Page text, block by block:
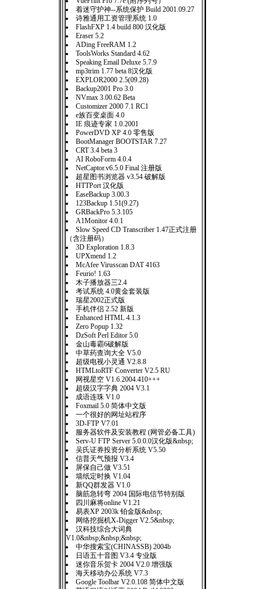
着迷守护神--系统保护 Build 2001.09.27
诗雅通用工资管理系统 1.0
FlashFXP 1.4 build 800 汉化版
Eraser 5.2
ADing FreeRAM 1.2
ToolsWorks Standard 4.62
Speaking Email Deluxe 5.7.9
mp3trim 1.77 beta 8汉化版
EXPLOR2000 2.5(09.28)
Backup2001 Pro 3.0
NVmax 3.00.62 Beta
Customizer 2000 7.1 RC1
e族百变桌面 4.0
IE 痕迹专家 1.0.2001
PowerDVD XP 4.0 零售版
BootManager BOOTSTAR 7.27
CRT 3.4 beta 3
AI RoboForm 4.0.4
NetCaptor.v6.5.0 Final 注册版
超星图书浏览器 v3.54 破解版
HTTPort 汉化版
EaseBackup 3.00.3
123Backup 1.51(9.27)
GRBackPro 5.3.105
A1Monitor 4.0.1
Slow Speed CD Transcriber 1.47正式注册
（含注册码）
3D Exploration 1.8.3
UPXmend 1.2
McAfee Virusscan DAT 4163
Feurio! 1.63
木子播放器三2.4
考试系统 4.0黄金套装版
瑞星2002正式版
手机伴侣 2.52 新版
Enhanced HTML 4.1.3
Zero Popup 1.32
DzSoft Perl Editor 5.0
金山毒霸6破解版
中草药查询大全 V5.0
超级电视小灵通 V2.8.8
HTMLtoRTF Converter V2.5 RU
网视星空 V1.6.2004.410+++
超级汉字字典 2004 V3.1
成语连珠 V1.0
Foxmail 5.0 简体中文版
一个很好的网址站程序
3D-FTP V7.01
服务器软件及安装教程 (网管必备工具)
Serv-U FTP Server 5.0.0.0汉化版&nbsp;
吴氏证券投资分析系统 V5.50
信普天气预报 V3.4
屏保自己做 V3.51
墙纸定时换 V1.04
新QQ群发器 V1.0
脑筋急转弯 2004 国际电信节特别版
四川麻将online V1.21
易表XP 2003k 铂金版&nbsp;
网络挖掘机X-Digger V2.5&nbsp;
汉科技综合大词典
V1.0&nbsp;&nbsp;&nbsp;
中华搜索宝(CHINASSB) 2004b
日语五十音图 V3.4 专业版
迷你音乐贺卡 2004 V2.0 增强版
海天移动办公系统 V7.3
Google Toolbar V2.0.108 简体中文版